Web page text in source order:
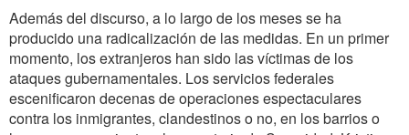
Además del discurso, a lo largo de los meses se ha
producido una radicalización de las medidas. En un primer
momento, los extranjeros han sido las víctimas de los
ataques gubernamentales. Los servicios federales
escenificaron decenas de operaciones espectaculares
contra los inmigrantes, clandestinos o no, en los barrios o